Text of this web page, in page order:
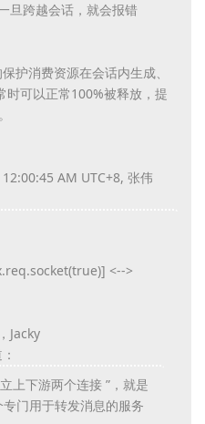
旦跨越会话，就会报错
护消费资源在会话内生成、
可以正常100%被释放，提
AM UTC+8, 张伟
<-->
Jacky
上下游两个连接 ”，就是
门用于转发消息的服务